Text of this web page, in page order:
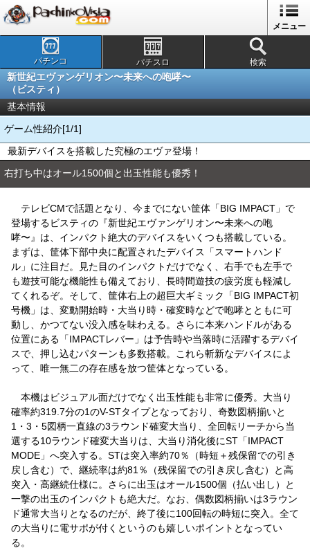
メニュー
パチンコ パチスロ 検索
新世紀エヴァンゲリオン〜未来への咆哮〜
（ビスティ）
基本情報
ゲーム性紹介[1/1]
最新デバイスを搭載した究極のエヴァ登場！
右打ち中はオール1500個と出玉性能も優秀！
テレビCMで話題となり、今までにない筐体「BIG IMPACT」で
登場するビスティの『新世紀エヴァンゲリオン〜未来への咆
哮〜』は、インパクト絶大のデバイスをいくつも搭載している。
まずは、筐体下部中央に配置されたデバイス「スマートハンド
ル」に注目だ。見た目のインパクトだけでなく、右手でも左手で
も遊技可能な機能性も備えており、長時間遊技の疲労度も軽減し
てくれるぞ。そして、筐体右上の超巨大ギミック「BIG IMPACT初
号機」は、変動開始時・大当り時・確変時などで咆哮とともに可
動し、かつてない没入感を味わえる。さらに本来ハンドルがある
位置にある「IMPACTレバー」は予告時や当落時に活躍するデバイ
スで、押し込むパターンも多数搭載。これら斬新なデバイスによ
って、唯一無二の存在感を放つ筐体となっている。
本機はビジュアル面だけでなく出玉性能も非常に優秀。大当り
確率約319.7分の1のV-STタイプとなっており、奇数図柄揃いと
1・3・5図柄一直線の3ラウンド確変大当り、全回転リーチから当
選する10ラウンド確変大当りは、大当り消化後にST「IMPACT
MODE」へ突入する。STは突入率約70％（時短＋残保留での引き
戻し含む）で、継続率は約81％（残保留での引き戻し含む）と高
突入・高継続仕様に。さらに出玉はオール1500個（払い出し）と
一撃の出玉のインパクトも絶大だ。なお、偶数図柄揃いは3ラウン
ド通常大当りとなるのだが、終了後に100回転の時短に突入。全て
の大当りに電サポが付くというのも嬉しいポイントとなってい
る。